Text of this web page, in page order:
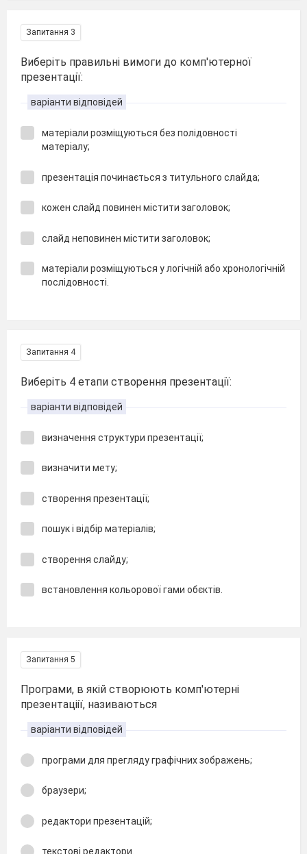
Запитання 3
Виберіть правильні вимоги до комп'ютерної
презентації:
варіанти відповідей
матеріали розміщуються без полідовності
матеріалу;
презентація починається з титульного слайда;
кожен слайд повинен містити заголовок;
слайд неповинен містити заголовок;
матеріали розміщуються у логічній або хронологічній
послідовності.
Запитання 4
Виберіть 4 етапи створення презентації:
варіанти відповідей
визначення структури презентації;
визначити мету;
створення презентації;
пошук і відбір матеріалів;
створення слайду;
встановлення кольорової гами обєктів.
Запитання 5
Програми, в якій створюють комп'ютерні
презентаціії, називаються
варіанти відповідей
програми для прегляду графічних зображень;
браузери;
редактори презентацій;
текстові редактори.